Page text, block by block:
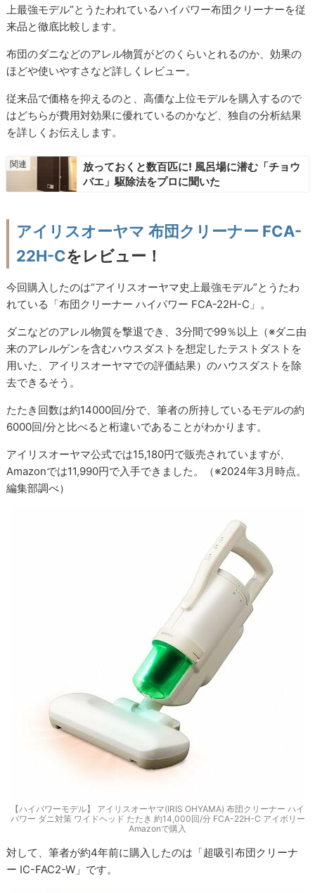
上最強モデル”とうたわれているハイパワー布団クリーナーを従
来品と徹底比較します。
布団のダニなどのアレル物質がどのくらいとれるのか、効果の
ほどや使いやすさなど詳しくレビュー。
従来品で価格を抑えるのと、高価な上位モデルを購入するので
はどちらが費用対効果に優れているのかなど、独自の分析結果
を詳しくお伝えします。
放っておくと数百匹に! 風呂場に潜む「チョウ
バエ」駆除法をプロに聞いた
アイリスオーヤマ 布団クリーナー FCA-
22H-Cをレビュー！
今回購入したのは“アイリスオーヤマ史上最強モデル”とうたわ
れている「布団クリーナー ハイパワー FCA-22H-C」。
ダニなどのアレル物質を撃退でき、3分間で99％以上（※ダニ由
来のアレルゲンを含むハウスダストを想定したテストダストを
用いた、アイリスオーヤマでの評価結果）のハウスダストを除
去できるそう。
たたき回数は約14000回/分で、筆者の所持しているモデルの約
6000回/分と比べると桁違いであることがわかります。
アイリスオーヤマ公式では15,180円で販売されていますが、
Amazonでは11,990円で入手できました。（※2024年3月時点。
編集部調べ）
【ハイパワーモデル】 アイリスオーヤマ(IRIS OHYAMA) 布団クリーナー ハイ
パワー ダニ対策 ワイドヘッド たたき 約14,000回/分 FCA-22H-C アイボリー
Amazonで購入
対して、筆者が約4年前に購入したのは「超吸引布団クリーナ
ー IC-FAC2-W」です。